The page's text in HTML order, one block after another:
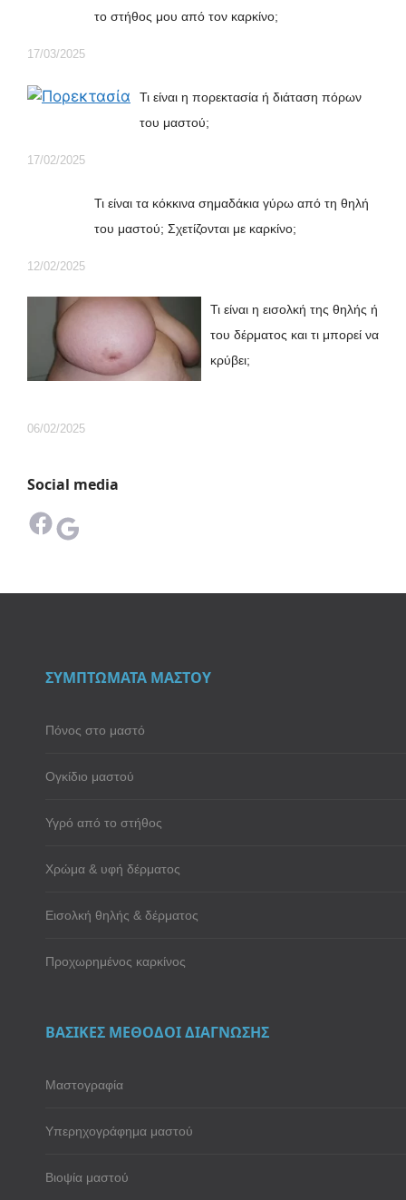
το στήθος μου από τον καρκίνο;
17/03/2025
Τι είναι η πορεκτασία ή διάταση πόρων
του μαστού;
17/02/2025
Τι είναι τα κόκκινα σημαδάκια γύρω από τη θηλή
του μαστού; Σχετίζονται με καρκίνο;
12/02/2025
Τι είναι η εισολκή της θηλής ή
του δέρματος και τι μπορεί να
κρύβει;
06/02/2025
Social media
Facebook
Google
ΣΥΜΠΤΩΜΑΤΑ ΜΑΣΤΟΥ
Πόνος στο μαστό
Ογκίδιο μαστού
Υγρό από το στήθος
Χρώμα & υφή δέρματος
Εισολκή θηλής & δέρματος
Προχωρημένος καρκίνος
ΒΑΣΙΚΕΣ ΜΕΘΟΔΟΙ ΔΙΑΓΝΩΣΗΣ
Μαστογραφία
Υπερηχογράφημα μαστού
Βιοψία μαστού